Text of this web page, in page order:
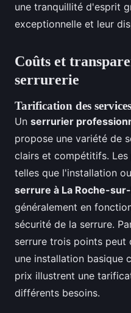
une tranquillité d'esprit
exceptionnelle et leur
Coûts et
serrurerie
Tarification des
Un serrurier
propose une variété de
clairs et compétitifs.
telles que l'installation
serrure à La Roche-
généralement en
sécurité de la serrure.
serrure trois points peut
une installation basique
prix illustrent une
différents besoins.